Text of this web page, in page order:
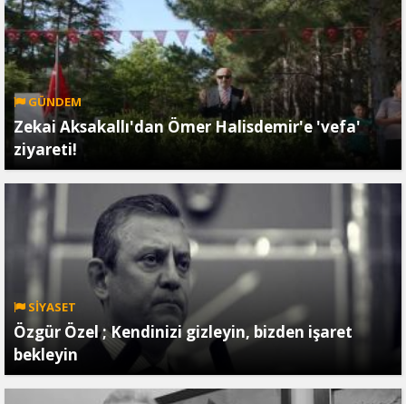
GÜNDEM
Zekai Aksakallı'dan Ömer Halisdemir'e 'vefa'
ziyareti!
SİYASET
Özgür Özel ; Kendinizi gizleyin, bizden işaret
bekleyin